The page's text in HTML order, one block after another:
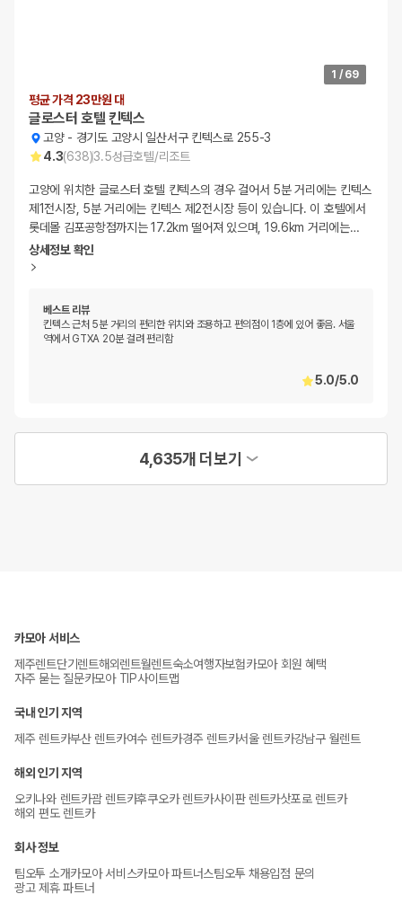
1 / 69
평균 가격 23만원 대
글로스터 호텔 킨텍스
고양- 경기도 고양시 일산서구 킨텍스로 255-3
4.3(638)3.5성급호텔/리조트
고양에 위치한 글로스터 호텔 킨텍스의 경우 걸어서 5분 거리에는 킨텍스
제1전시장, 5분 거리에는 킨텍스 제2전시장 등이 있습니다. 이 호텔에서
롯데몰 김포공항점까지는 17.2km 떨어져 있으며, 19.6km 거리에는…
상세정보 확인
베스트 리뷰
킨텍스 근처 5분 거리의 편리한 위치와 조용하고 편의점이 1층에 있어 좋음. 서울
역에서 GTXA 20분 걸려 편리함
5.0/5.0
4,635개 더보기
카모아 서비스
제주렌트단기렌트해외렌트월렌트숙소여행자보험카모아 회원 혜택
자주 묻는 질문카모아 TIP사이트맵
국내 인기 지역
제주 렌트카부산 렌트카여수 렌트카경주 렌트카서울 렌트카강남구 월렌트
해외 인기 지역
오키나와 렌트카괌 렌트카후쿠오카 렌트카사이판 렌트카삿포로 렌트카
해외 편도 렌트카
회사 정보
팀오투 소개카모아 서비스카모아 파트너스팀오투 채용입점 문의
광고 제휴 파트너